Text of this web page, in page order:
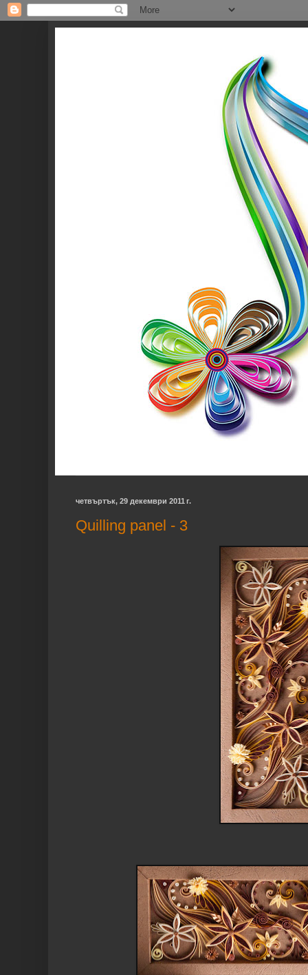
четвъртък, 29 декември 2011 г.
Quilling panel - 3